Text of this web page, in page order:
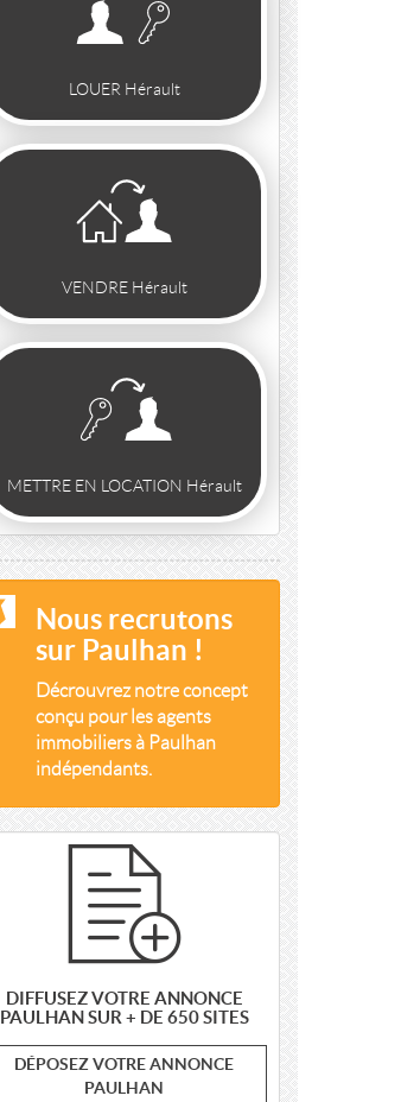
LOUER Hérault
VENDRE Hérault
METTRE EN LOCATION Hérault
Nous recrutons
sur Paulhan !
Décrouvrez notre concept
conçu pour les agents
immobiliers à Paulhan
indépendants.
DIFFUSEZ VOTRE ANNONCE
PAULHAN SUR + DE 650 SITES
DÉPOSEZ VOTRE ANNONCE
PAULHAN